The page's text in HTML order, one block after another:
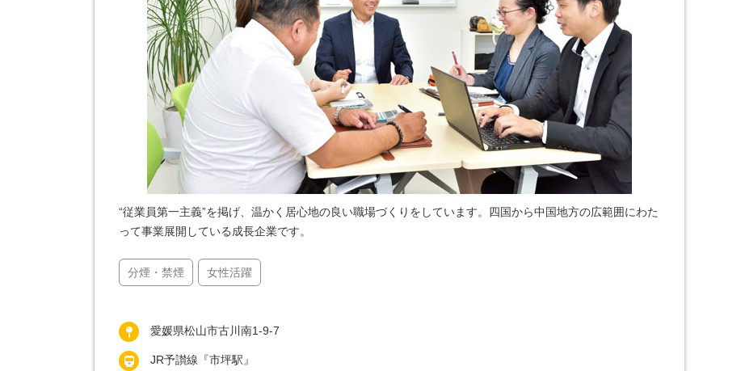
“従業員第一主義”を掲げ、温かく居心地の良い職場づくりをしています。四国から中国地方の広範囲にわた
って事業展開している成長企業です。
分煙・禁煙 女性活躍
愛媛県松山市古川南1-9-7
JR予讃線『市坪駅』